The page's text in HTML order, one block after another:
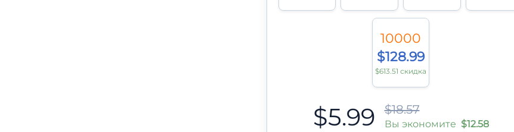
10000
$128.99
$613.51 скидка
$5.99 $18.57
Вы экономите $12.58